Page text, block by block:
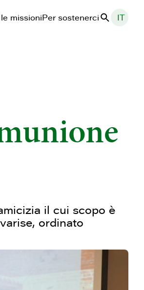
missioniPer sostenerci Cerca
IT
il cui scopo è
ordinato